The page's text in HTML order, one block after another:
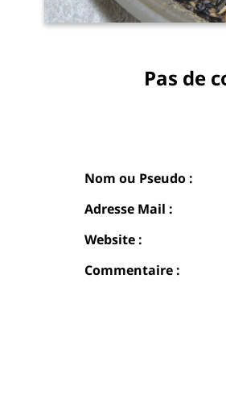
Pas de
Nom ou Pseudo :
Adresse Mail :
Website :
Commentaire :